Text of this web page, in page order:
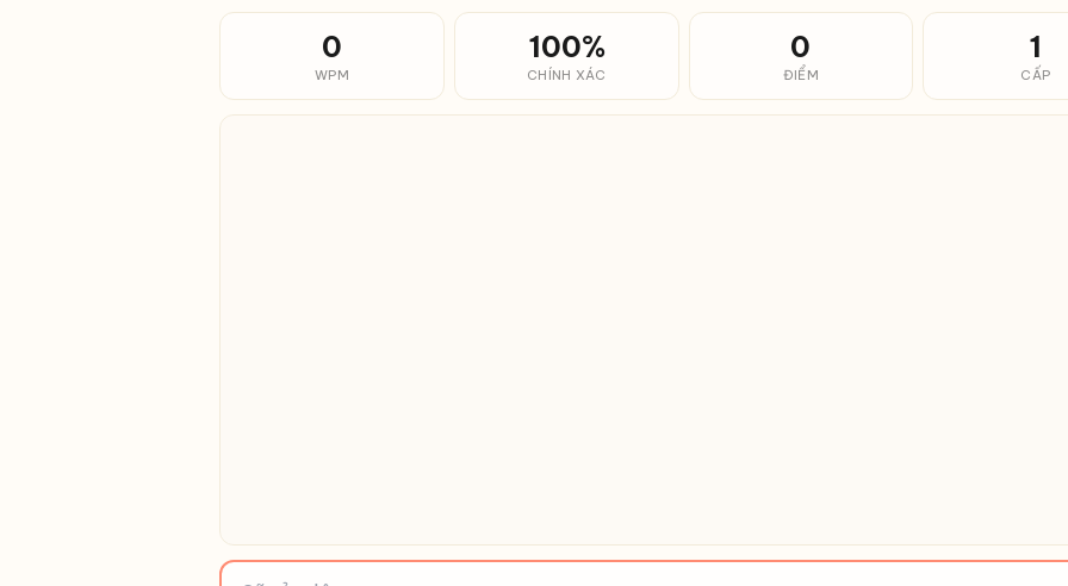
0
WPM
100%
CHÍNH XÁC
0
ĐIỂM
1
CẤP
Bấm vào đây rồi bắt đầu gõ…